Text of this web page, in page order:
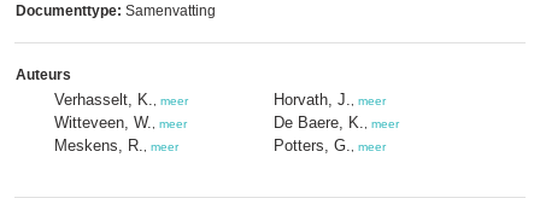
Documenttype: Samenvatting
Auteurs
Verhasselt, K. meer
Witteveen, W. meer
Meskens, R. meer
Horvath, J. meer
De Baere, K. meer
Potters, G. meer